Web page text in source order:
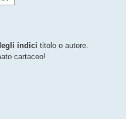
indici titolo o autore.
cartaceo!